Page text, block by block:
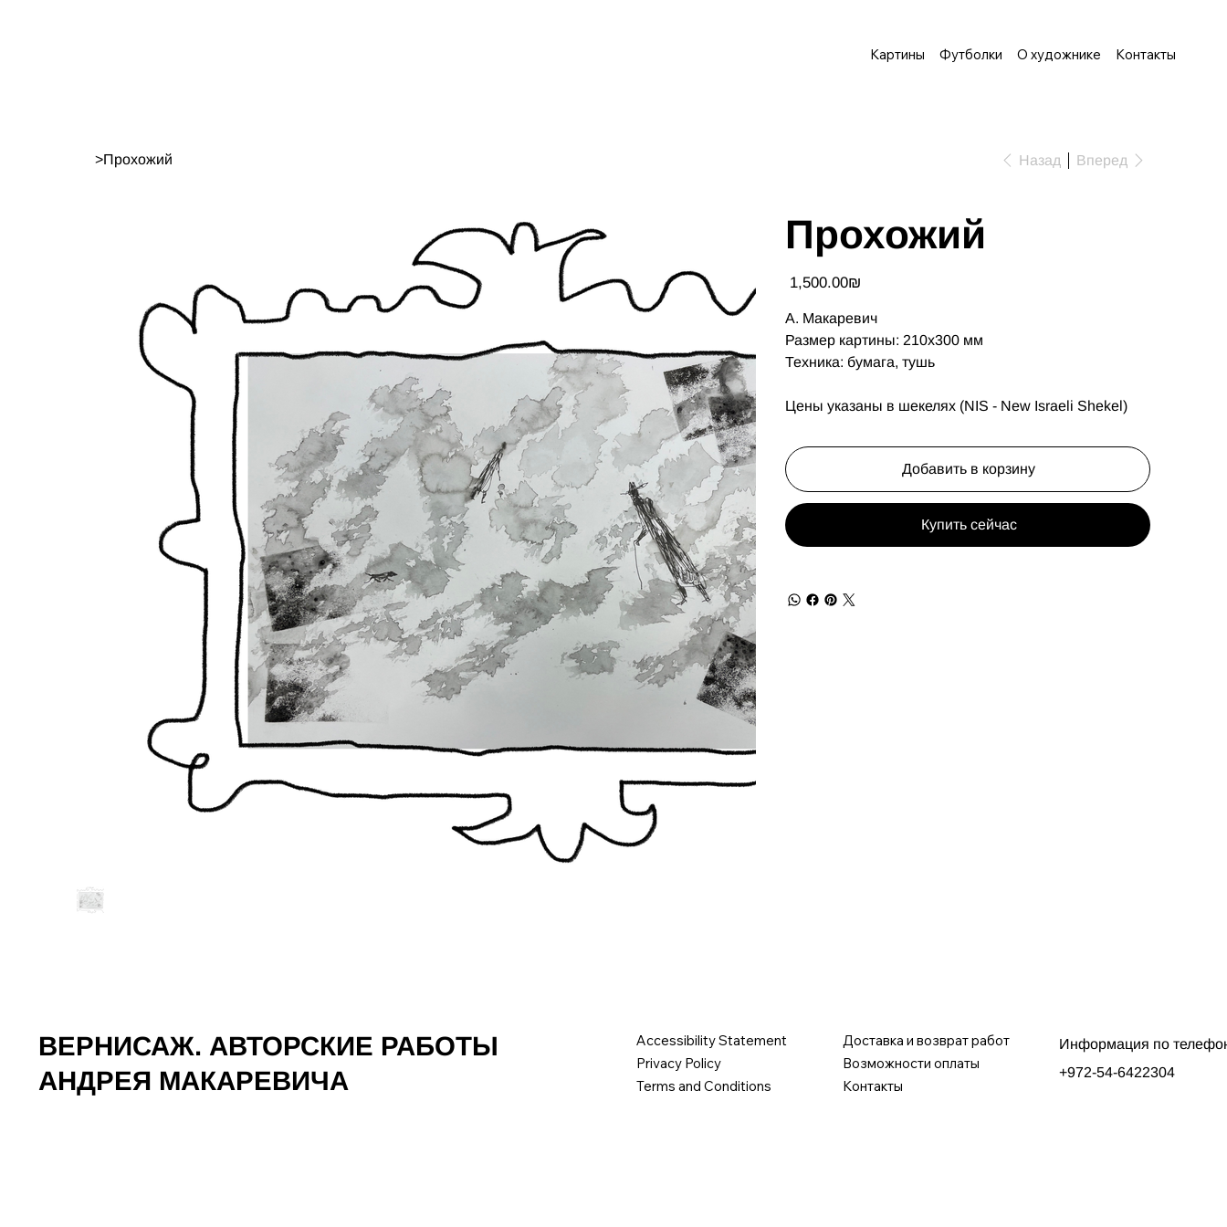
Картины Футболки О художнике Контакты
>Прохожий Назад Вперед
Прохожий
Цена ‏1,500.00 ‏₪
А. Макаревич
Размер картины: 210х300 мм
Техника: бумага, тушь
Цены указаны в шекелях (NIS - New Israeli Shekel)
Добавить в корзину
Купить сейчас
ВЕРНИСАЖ. АВТОРСКИЕ РАБОТЫ
АНДРЕЯ МАКАРЕВИЧА
Accessibility Statement
Privacy Policy
Terms and Conditions
Доставка и возврат работ
Возможности оплаты
Контакты
Информация по
+972-54-6422304